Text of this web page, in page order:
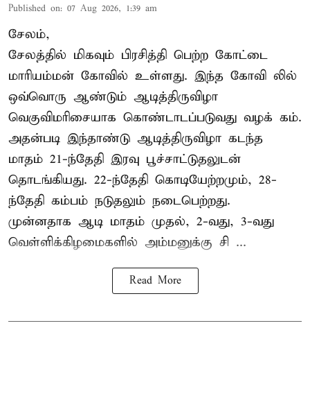
Published on: 07 Aug 2026, 1:39 am
சேலம்,
சேலத்தில் மிகவும் பிரசித்தி பெற்ற கோட்டை
மாரியம்மன் கோவில் உள்ளது. இந்த கோவி லில்
ஒவ்வொரு ஆண்டும் ஆடித்திருவிழா
வெகுவிமரிசையாக கொண்டாடப்படுவது வழக் கம்.
அதன்படி இந்தாண்டு ஆடித்திருவிழா கடந்த
மாதம் 21-ந்தேதி இரவு பூச்சாட்டுதலுடன்
தொடங்கியது. 22-ந்தேதி கொடியேற்றமும், 28-
ந்தேதி கம்பம் நடுதலும் நடைபெற்றது.
முன்னதாக ஆடி மாதம் முதல், 2-வது, 3-வது
வெள்ளிக்கிழமைகளில் அம்மனுக்கு சி ...
Read More